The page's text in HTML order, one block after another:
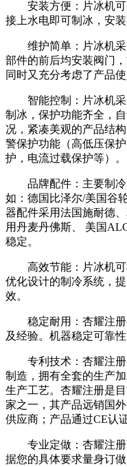
安装方便：片冰机可
接上水电即可制冰，安装
维护简单：片冰机采
部件的前后均安装阀门
同时又充分考虑了产品使
智能控制：片冰机采
制冰，保护功能齐全，
况，紧凑美观的产品结
警保护功能（高低压保
护，电流过载保护等）。
品牌配件：主要制冷
如：德国比泽尔/美国谷
器配件采用法国施耐德
用丹麦丹佛斯、 美国
稳定。
高效节能：片冰机可
优化设计的制冷系统，
效。
稳定耐用：杏耀注册
及经验。机器稳定可靠
专利技术：杏耀注册
制造，拥有全套的生产
生产工艺。杏耀注册是
家之一，其产品远销国
供应商；产品通过CE认
专业定做：杏耀注册
据您的具体要求量身订